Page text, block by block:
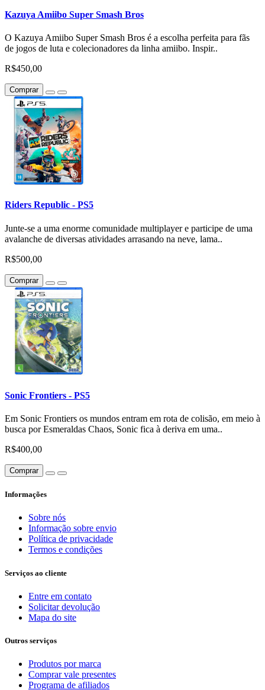
Kazuya Amiibo Super Smash Bros
O Kazuya Amiibo Super Smash Bros é a escolha perfeita para fãs
de jogos de luta e colecionadores da linha amiibo. Inspir..
R$450,00
Comprar
Riders Republic - PS5
Junte-se a uma enorme comunidade multiplayer e participe de uma
avalanche de diversas atividades arrasando na neve, lama..
R$500,00
Comprar
Sonic Frontiers - PS5
Em Sonic Frontiers os mundos entram em rota de colisão, em meio à
busca por Esmeraldas Chaos, Sonic fica à deriva em uma..
R$400,00
Comprar
Informações
Sobre nós
Informação sobre envio
Política de privacidade
Termos e condições
Serviços ao cliente
Entre em contato
Solicitar devolução
Mapa do site
Outros serviços
Produtos por marca
Comprar vale presentes
Programa de afiliados